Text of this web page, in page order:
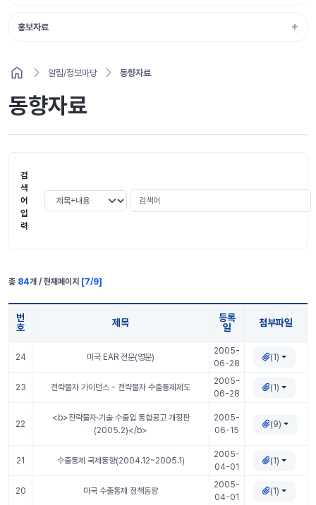
홍보자료
알림/정보마당 동향자료
동향자료
검
색
어
입
력
검색 조건 선택 검색어
총 84개 / 현재페이지 [7/9]
번
호
제목
등록
일
첨부파일
24 미국 EAR 전문(영문)
2005-
06-28
(1)
23 전략물자 가이던스 - 전략물자 수출통제제도
2005-
06-28
(1)
22
<b>전략물자·기술 수출입 통합공고 개정판
(2005.2)</b>
2005-
06-15
(9)
21 수출통제 국제동향(2004.12~2005.1)
2005-
04-01
(1)
20 미국 수출통제 정책동향
2005-
04-01
(1)